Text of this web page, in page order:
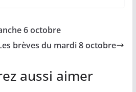
g
e
6 octobre
brèves du mardi 8 octobre
aussi aimer